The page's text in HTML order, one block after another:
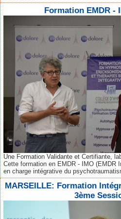
Formation EMDR -
Une Formation Validante et Certifiante,
Cette formation en EMDR - IMO (EMDR
en charge intégrative du
MARSEILLE: Formation
3ème